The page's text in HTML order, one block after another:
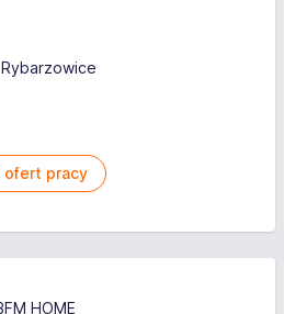
Rybarzowice
ofert pracy